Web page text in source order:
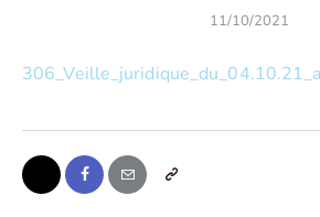
11/10/2021